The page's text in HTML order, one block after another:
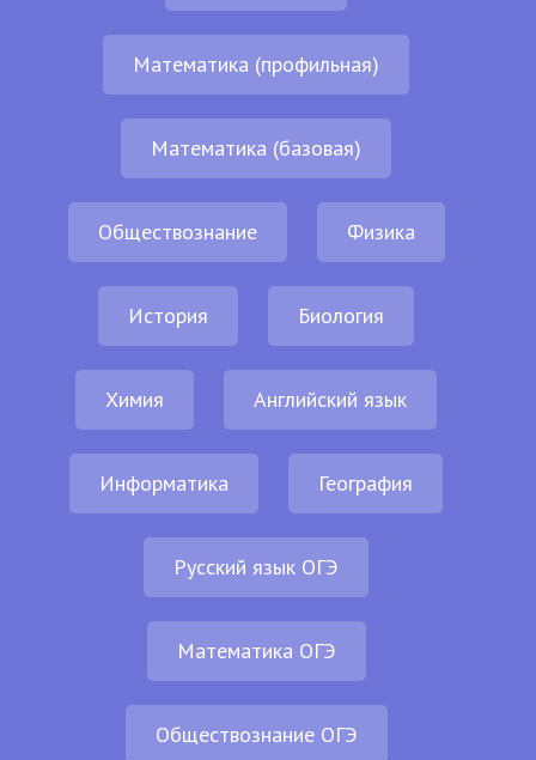
Математика (профильная)
Математика (базовая)
Обществознание Физика
История Биология
Химия Английский язык
Информатика География
Русский язык ОГЭ
Математика ОГЭ
Обществознание ОГЭ